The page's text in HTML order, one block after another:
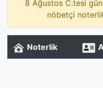
8 Ağustos C.tesi
nöbetçi
Noterlik